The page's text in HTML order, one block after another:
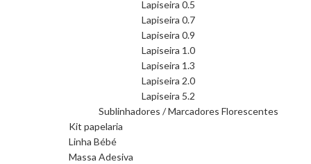
Lapiseira 0.5
Lapiseira 0.7
Lapiseira 0.9
Lapiseira 1.0
Lapiseira 1.3
Lapiseira 2.0
Lapiseira 5.2
Sublinhadores / Marcadores Florescentes
Kit papelaria
Linha Bébé
Massa Adesiva